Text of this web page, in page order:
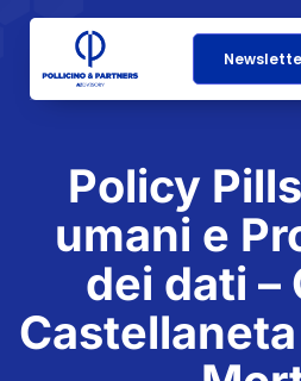
Policy
umani e
dei dati –